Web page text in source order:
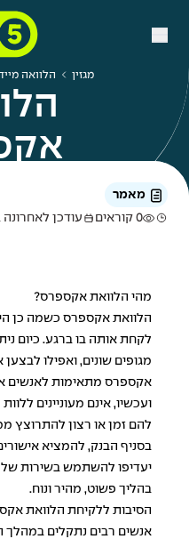
מגזין הלוואה
מאמר
0 קוראים
עודכן לאחרונה ב-9 באפריל
מהי הלוואת אקספרס?
הלוואת אקספרס כשמה כן
לקחת אותה בו ברגע. כיום
מגופים שונים, ואפילו לבצען
אקספרס מתאימות לאנשים
ועכשיו, אינם מעוניינים
להם זמן או רצון להתרוצץ
בסניף הבנק, להמציא
יעדיפו להשתמש בשירות של
בהליך פשוט, מהיר ונוח.
הסיבות ללקיחת הלוואת
אנשים רבים נתקלים במהלך